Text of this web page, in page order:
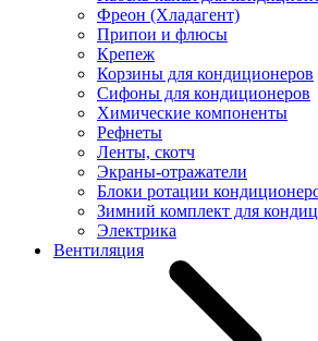
Фреон (Хладагент)
Припои и флюсы
Крепеж
Корзины для кондиционеров
Сифоны для кондиционеров
Химические компоненты
Рефнеты
Ленты, скотч
Экраны-отражатели
Блоки ротации
Зимний комплект для
Электрика
Вентиляция